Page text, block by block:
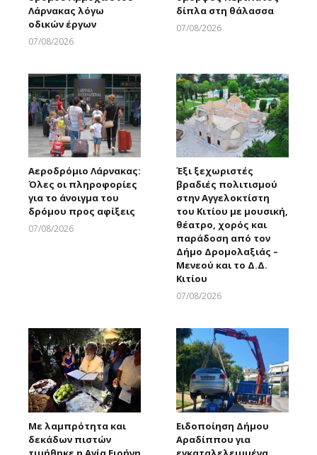
Λάρνακας λόγω
οδικών έργων
07/08/2026
δίπλα στη θάλασσα
07/08/2026
Αεροδρόμιο Λάρνακας:
Όλες οι πληροφορίες
για το άνοιγμα του
δρόμου προς αφίξεις
07/08/2026
Έξι ξεχωριστές
βραδιές πολιτισμού
στην Αγγελοκτίστη
του Κιτίου με μουσική,
θέατρο, χορός και
παράδοση από τον
Δήμο Δρομολαξιάς –
Μενεού και το Δ.Δ.
Κιτίου
07/08/2026
Με λαμπρότητα και
δεκάδων πιστών
Ειδοποίηση Δήμου
Αραδίππου για